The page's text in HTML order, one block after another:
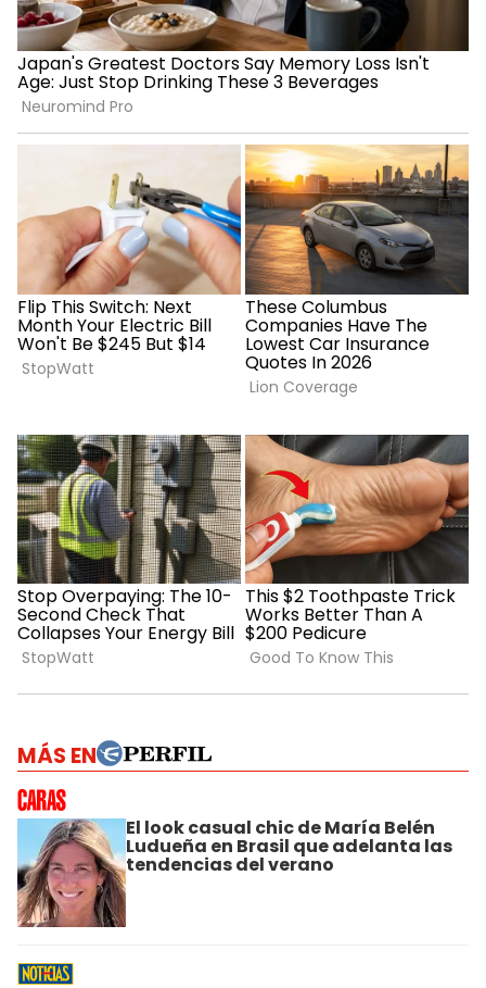
MÁS EN
El look casual chic de María Belén
Ludueña en Brasil que adelanta las
tendencias del verano